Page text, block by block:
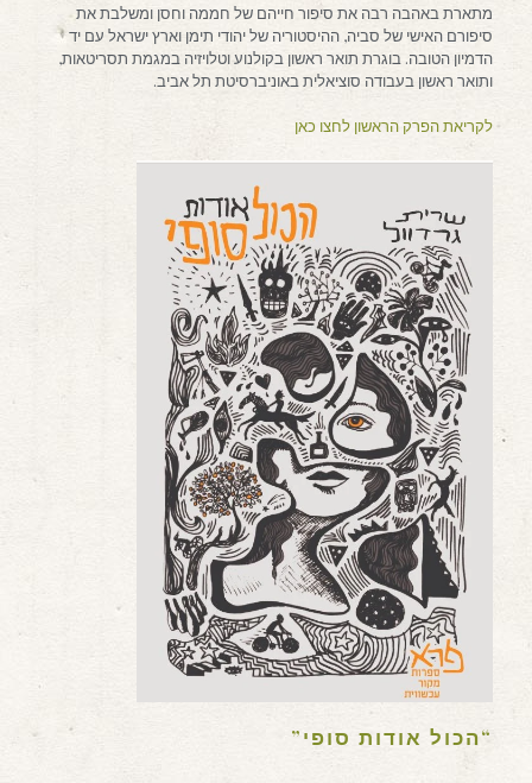
מתארת באהבה רבה את סיפור חייהם של חממה וחסן ומשלבת את
סיפורם האישי של סביה, ההיסטוריה של יהודי תימן וארץ ישראל עם יד
הדמיון הטובה. בוגרת תואר ראשון בקולנוע וטלויזיה במגמת תסריטאות,
ותואר ראשון בעבודה סוציאלית באוניברסיטת תל אביב.
לקריאת הפרק הראשון לחצו כאן
“הכול אודות סופי”